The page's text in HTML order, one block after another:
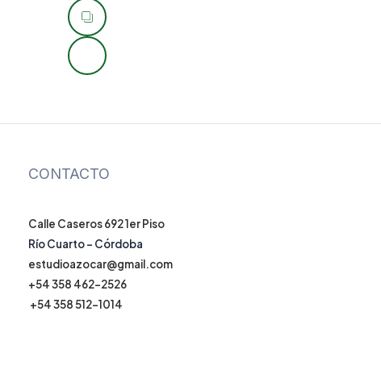
CONTACTO
Calle Caseros 692 1er Piso
Río Cuarto – Córdoba
estudioazocar@gmail.com
+54 358 462-2526
+54 358 512-1014